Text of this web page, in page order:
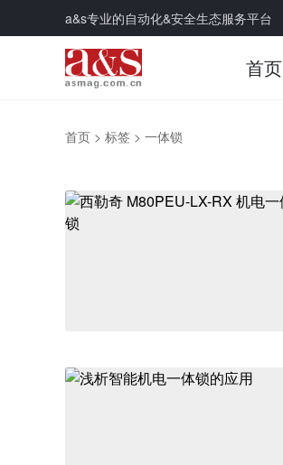
a&s专业的自动化&安全生态服务平台
首页
首页 > 标签 > 一体锁